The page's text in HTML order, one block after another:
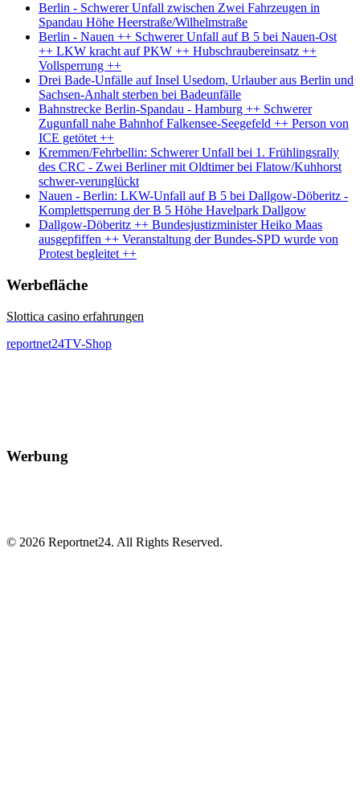
Berlin - Schwerer Unfall zwischen Zwei Fahrzeugen in
Spandau Höhe Heerstraße/Wilhelmstraße
Berlin - Nauen ++ Schwerer Unfall auf B 5 bei Nauen-Ost
++ LKW kracht auf PKW ++ Hubschraubereinsatz ++
Vollsperrung ++
Drei Bade-Unfälle auf Insel Usedom, Urlauber aus Berlin und
Sachsen-Anhalt sterben bei Badeunfälle
Bahnstrecke Berlin-Spandau - Hamburg ++ Schwerer
Zugunfall nahe Bahnhof Falkensee-Seegefeld ++ Person von
ICE getötet ++
Kremmen/Fehrbellin: Schwerer Unfall bei 1. Frühlingsrally
des CRC - Zwei Berliner mit Oldtimer bei Flatow/Kuhhorst
schwer-verunglückt
Nauen - Berlin: LKW-Unfall auf B 5 bei Dallgow-Döberitz -
Komplettsperrung der B 5 Höhe Havelpark Dallgow
Dallgow-Döberitz ++ Bundesjustizminister Heiko Maas
ausgepfiffen ++ Veranstaltung der Bundes-SPD wurde von
Protest begleitet ++
Werbefläche
Slottica casino erfahrungen
reportnet24TV-Shop
Werbung
© 2026 Reportnet24. All Rights Reserved.